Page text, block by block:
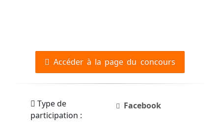
Accéder à la page du concours
Type de
participation :
Facebook